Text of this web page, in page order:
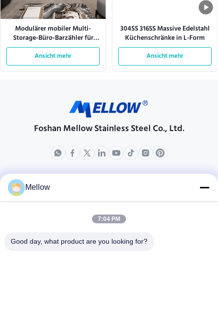
Modulärer mobiler Multi-
Storage-Büro-Barzähler für
Geschäftsräume
Ansicht mehr
304SS 316SS Massive Edelstahl
Küchenschränke in L-Form
Ansicht mehr
Foshan Mellow Stainless Steel Co., Ltd.
produits
Unternehmensprofil
Fabrik-Ausflug
Fälle
Mellow
7:04 PM
Good day, what product are you looking for?